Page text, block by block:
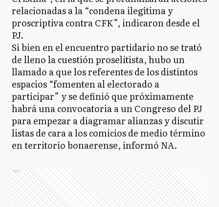
relacionadas a la “condena ilegítima y
proscriptiva contra CFK”, indicaron desde el
PJ.
Si bien en el encuentro partidario no se trató
de lleno la cuestión proselitista, hubo un
llamado a que los referentes de los distintos
espacios “fomenten al electorado a
participar” y se definió que próximamente
habrá una convocatoria a un Congreso del PJ
para empezar a diagramar alianzas y discutir
listas de cara a los comicios de medio término
en territorio bonaerense, informó NA.
Ads